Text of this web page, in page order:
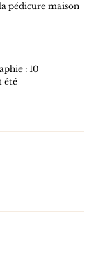
pédicure maison
: 10
été